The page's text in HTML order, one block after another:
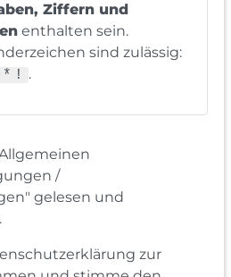
Ziffern und
enthalten sein.
sind zulässig:
.
/
gelesen und
zur